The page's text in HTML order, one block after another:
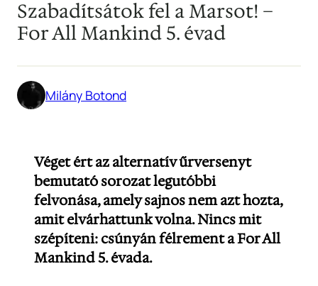
Szabadítsátok fel a Marsot! –
For All Mankind 5. évad
Milány Botond
Véget ért az alternatív űrversenyt
bemutató sorozat legutóbbi
felvonása, amely sajnos nem azt hozta,
amit elvárhattunk volna. Nincs mit
szépíteni: csúnyán félrement a For All
Mankind 5. évada.